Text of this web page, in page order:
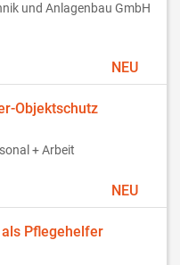
und Anlagenbau GmbH
NEU
Objektschutz
+ Arbeit
NEU
Pflegehelfer